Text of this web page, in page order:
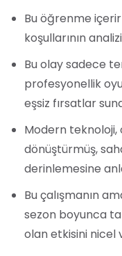
Bu öğrenme
koşullarının
Bu olay sadece
profesyonellik
eşsiz fırsatlar
Modern teknoloji,
dönüştürmüş,
derinlemesine
Bu çalışmanın
sezon boyunca
olan etkisini nicel